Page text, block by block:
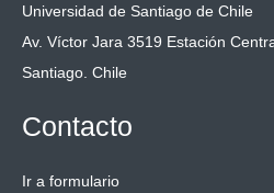
Universidad de Santiago de Chile
Av. Víctor Jara 3519 Estación
Santiago. Chile
Contacto
Ir a formulario